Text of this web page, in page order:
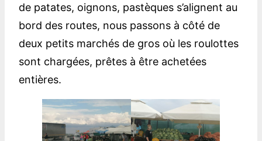
de patates, oignons, pastèques s’alignent au
bord des routes, nous passons à côté de
deux petits marchés de gros où les roulottes
sont chargées, prêtes à être achetées
entières.